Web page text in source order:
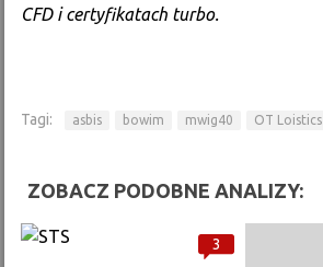
CFD i certyfikatach turbo.
Tagi: asbis bowim mwig40 OT Loistics
ZOBACZ PODOBNE ANALIZY:
3